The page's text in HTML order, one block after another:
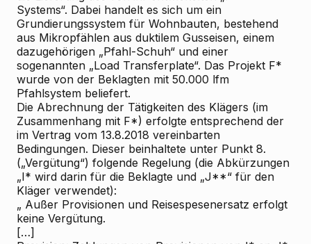
Systems“. Dabei handelt es sich um ein
Grundierungssystem für Wohnbauten, bestehend
aus Mikropfählen aus duktilem Gusseisen, einem
dazugehörigen „Pfahl-Schuh“ und einer
sogenannten „Load Transferplate“. Das Projekt F*
wurde von der Beklagten mit 50.000 lfm
Pfahlsystem beliefert.
Die Abrechnung der Tätigkeiten des Klägers (im
Zusammenhang mit F*) erfolgte entsprechend der
im Vertrag vom 13.8.2018 vereinbarten
Bedingungen. Dieser beinhaltete unter Punkt 8.
(„Vergütung“) folgende Regelung (die Abkürzungen
„I* wird darin für die Beklagte und „J**“ für den
Kläger verwendet):
„ Außer Provisionen und Reisespesenersatz erfolgt
keine Vergütung.
[…]